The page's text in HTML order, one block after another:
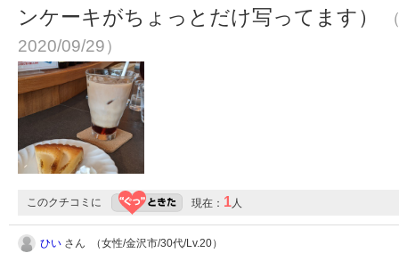
ンケーキがちょっとだけ写ってます）
2020/09/29）
このクチコミに 現在： 1人
ひい さん （女性/金沢市/30代/Lv.20）